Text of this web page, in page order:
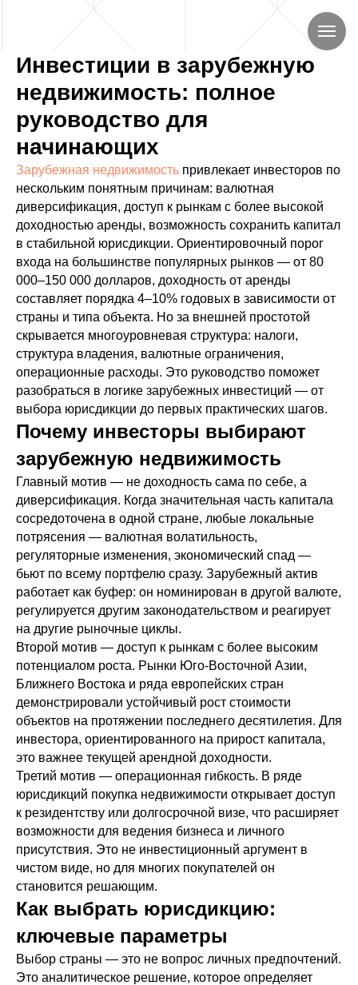
Инвестиции в зарубежную
недвижимость: полное
руководство для
начинающих
Зарубежная недвижимость привлекает инвесторов по
нескольким понятным причинам: валютная
диверсификация, доступ к рынкам с более высокой
доходностью аренды, возможность сохранить капитал
в стабильной юрисдикции. Ориентировочный порог
входа на большинстве популярных рынков — от 80
000–150 000 долларов, доходность от аренды
составляет порядка 4–10% годовых в зависимости от
страны и типа объекта. Но за внешней простотой
скрывается многоуровневая структура: налоги,
структура владения, валютные ограничения,
операционные расходы. Это руководство поможет
разобраться в логике зарубежных инвестиций — от
выбора юрисдикции до первых практических шагов.
Почему инвесторы выбирают
зарубежную недвижимость
Главный мотив — не доходность сама по себе, а
диверсификация. Когда значительная часть капитала
сосредоточена в одной стране, любые локальные
потрясения — валютная волатильность,
регуляторные изменения, экономический спад —
бьют по всему портфелю сразу. Зарубежный актив
работает как буфер: он номинирован в другой валюте,
регулируется другим законодательством и реагирует
на другие рыночные циклы.
Второй мотив — доступ к рынкам с более высоким
потенциалом роста. Рынки Юго-Восточной Азии,
Ближнего Востока и ряда европейских стран
демонстрировали устойчивый рост стоимости
объектов на протяжении последнего десятилетия. Для
инвестора, ориентированного на прирост капитала,
это важнее текущей арендной доходности.
Третий мотив — операционная гибкость. В ряде
юрисдикций покупка недвижимости открывает доступ
к резидентству или долгосрочной визе, что расширяет
возможности для ведения бизнеса и личного
присутствия. Это не инвестиционный аргумент в
чистом виде, но для многих покупателей он
становится решающим.
Как выбрать юрисдикцию:
ключевые параметры
Выбор страны — это не вопрос личных предпочтений.
Это аналитическое решение, которое определяет